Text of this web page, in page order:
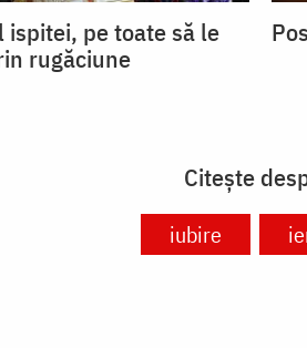
ispitei, pe toate să le
rugăciune
Citește
iubire